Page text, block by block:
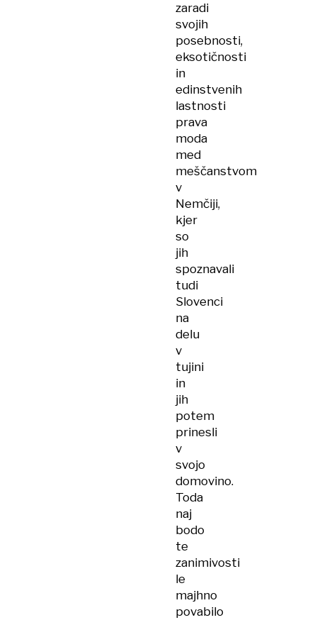
zaradi
svojih
posebnosti,
eksotičnosti
in
edinstvenih
lastnosti
prava
moda
med
meščanstvom
v
Nemčiji,
kjer
so
jih
spoznavali
tudi
Slovenci
na
delu
v
tujini
in
jih
potem
prinesli
v
svojo
domovino.
Toda
naj
bodo
te
zanimivosti
le
majhno
povabilo